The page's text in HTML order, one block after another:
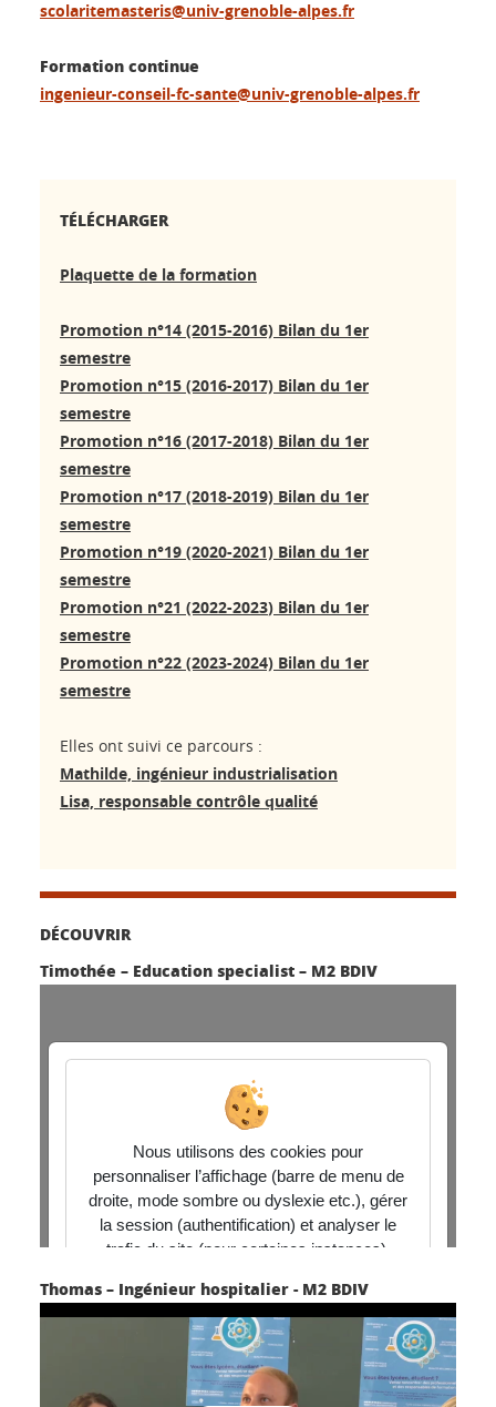
scolaritemasteris@univ-grenoble-alpes.fr
Formation continue
ingenieur-conseil-fc-sante@univ-grenoble-alpes.fr
TÉLÉCHARGER
Plaquette de la formation
Promotion n°14 (2015-2016) Bilan du 1er
semestre
Promotion n°15 (2016-2017) Bilan du 1er
semestre
Promotion n°16 (2017-2018) Bilan du 1er
semestre
Promotion n°17 (2018-2019) Bilan du 1er
semestre
Promotion n°19 (2020-2021) Bilan du 1er
semestre
Promotion n°21 (2022-2023) Bilan du 1er
semestre
Promotion n°22 (2023-2024) Bilan du 1er
semestre
Elles ont suivi ce parcours :
Mathilde, ingénieur industrialisation
Lisa, responsable contrôle qualité
DÉCOUVRIR
Timothée – Education specialist – M2 BDIV
Thomas – Ingénieur hospitalier - M2 BDIV